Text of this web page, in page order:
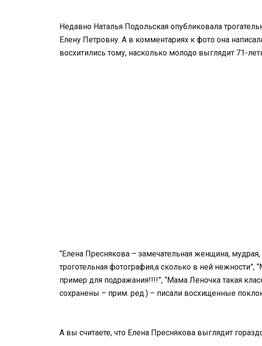
Недавно Наталья Подольская опубликовала
Елену Петровну. А в комментариях к фото она
восхитились тому, насколько молодо выглядит 71-
“Елена Преснякова – замечательная женщина, мудрая,
троготельная фотография,а сколько в ней
пример для подражания!!!!”, “Мама Леночка такая
сохранены – прим. ред.) – писали восхищенные
А вы считаете, что Елена Преснякова выглядит